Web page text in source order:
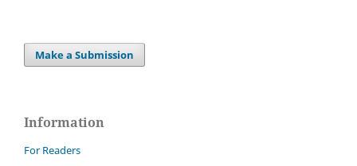
Make a Submission
Information
For Readers